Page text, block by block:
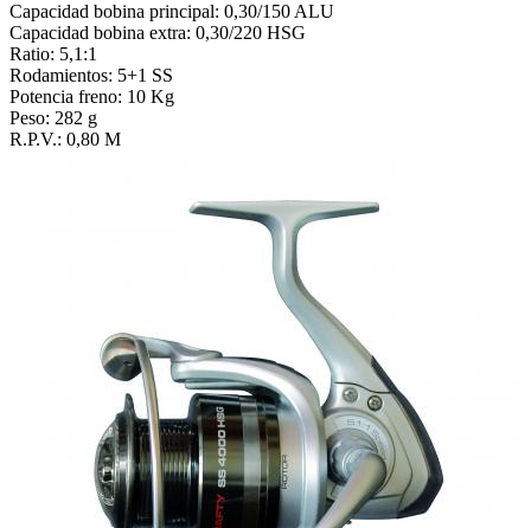
Capacidad bobina principal: 0,30/150 ALU
Capacidad bobina extra: 0,30/220 HSG
Ratio: 5,1:1
Rodamientos: 5+1 SS
Potencia freno: 10 Kg
Peso: 282 g
R.P.V.: 0,80 M